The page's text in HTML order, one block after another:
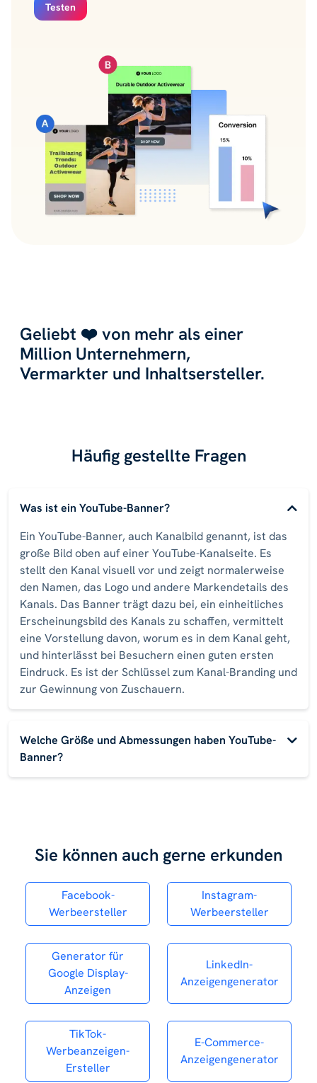
Testen
Geliebt ❤️ von mehr als einer
Million Unternehmern,
Vermarkter und Inhaltsersteller.
Häufig gestellte Fragen
Was ist ein YouTube-Banner?
Ein YouTube-Banner, auch Kanalbild genannt, ist das
große Bild oben auf einer YouTube-Kanalseite. Es
stellt den Kanal visuell vor und zeigt normalerweise
den Namen, das Logo und andere Markendetails des
Kanals. Das Banner trägt dazu bei, ein einheitliches
Erscheinungsbild des Kanals zu schaffen, vermittelt
eine Vorstellung davon, worum es in dem Kanal geht,
und hinterlässt bei Besuchern einen guten ersten
Eindruck. Es ist der Schlüssel zum Kanal-Branding und
zur Gewinnung von Zuschauern.
Welche Größe und Abmessungen haben YouTube-
Banner?
Sie können auch gerne erkunden
Facebook-
Werbeersteller
Instagram-
Werbeersteller
Generator für
Google Display-
Anzeigen
LinkedIn-
Anzeigengenerator
TikTok-
Werbeanzeigen-
Ersteller
E-Commerce-
Anzeigengenerator